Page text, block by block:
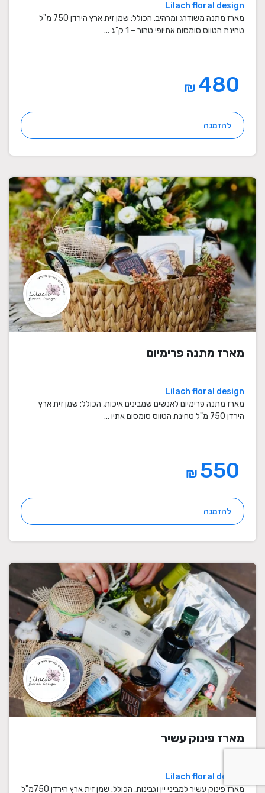
Lilach floral design
מארז מתנה משודרג ומרהיב, הכולל: שמן זית ארץ הירדן 750 מ"ל
טחינת הטווס סומסום אתיופי טהור – 1 ק"ג ...
₪
להזמנה
מארז מתנה פרימיום
Lilach floral design
מארז מתנה פרימיום לאנשים שמבינים איכות, הכולל: שמן זית ארץ
הירדן 750 מ"ל טחינת הטווס סומסום אתיו ...
₪
להזמנה
מארז פינוק עשיר
Lilach floral design
מארז פינוק עשיר למביני יין וגבינות, הכולל: שמן זית ארץ הירדן 750מ"ל